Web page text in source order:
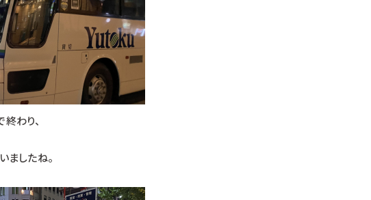
わり、
ましたね。